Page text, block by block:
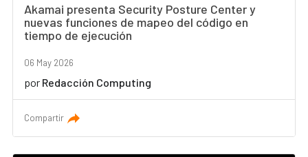
Akamai presenta Security Posture Center y
nuevas funciones de mapeo del código en
tiempo de ejecución
06 May 2026
por Redacción Computing
Compartir